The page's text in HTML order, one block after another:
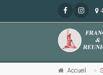
Accueil